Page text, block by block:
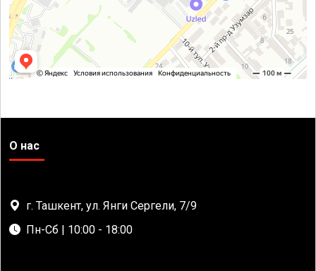
О нас
г. Ташкент, ул. Янги Сергели, 7/9
Пн-Сб | 10:00 - 18:00